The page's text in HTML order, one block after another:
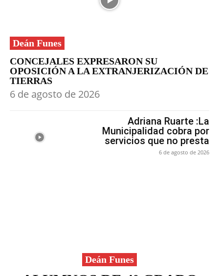
Deán Funes
CONCEJALES EXPRESARON SU
OPOSICIÓN A LA EXTRANJERIZACIÓN DE
TIERRAS
6 de agosto de 2026
Adriana Ruarte :La
Municipalidad cobra por
servicios que no presta
6 de agosto de 2026
Deán Funes